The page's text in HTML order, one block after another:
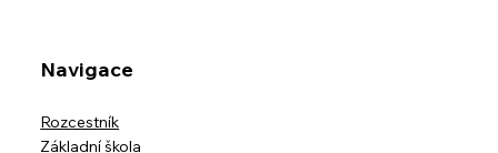
Navigace
Rozcestník
Základní škola